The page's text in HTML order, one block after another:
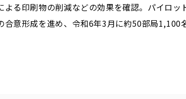
る印刷物の削減などの効果を確認。パイロッ
意形成を進め、令和6年3月に約50部局1,100